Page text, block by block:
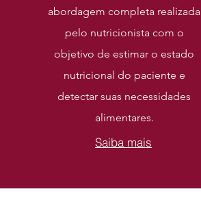
abordagem completa realizada
pelo nutricionista com o
objetivo de estimar o estado
nutricional do paciente e
detectar suas necessidades
alimentares.
Saiba mais